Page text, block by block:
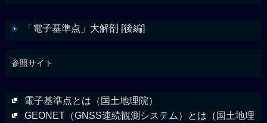
「電子基準点」大解剖 [後編]
参照サイト
電子基準点とは（国土地理院）
GEONET（GNSS連続観測システム）とは（国土地理